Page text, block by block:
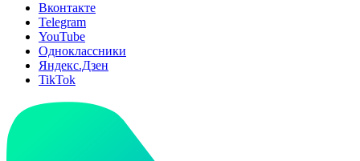
Вконтакте
Telegram
YouTube
Одноклассники
Яндекс.Дзен
TikTok